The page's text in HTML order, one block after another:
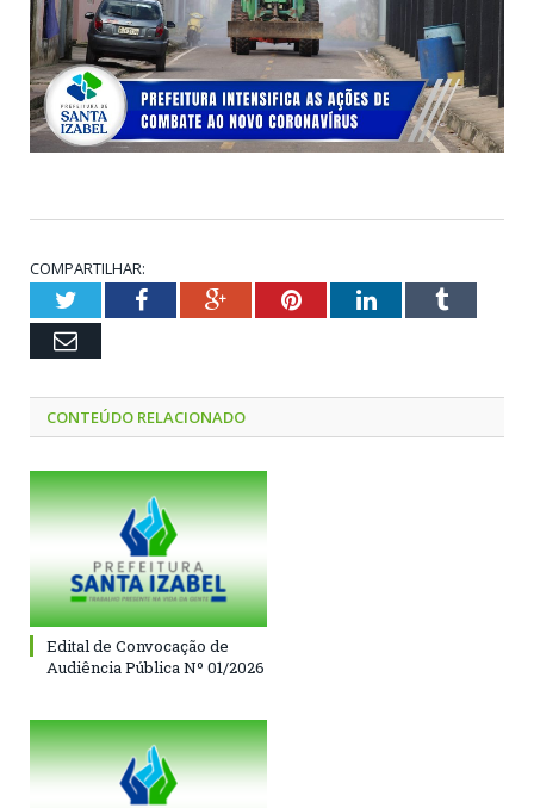
COMPARTILHAR:
TwitterFacebookGoogle+PinterestLinkedInTumblr
Email
CONTEÚDO RELACIONADO
Edital de Convocação de
Audiência Pública Nº 01/2026